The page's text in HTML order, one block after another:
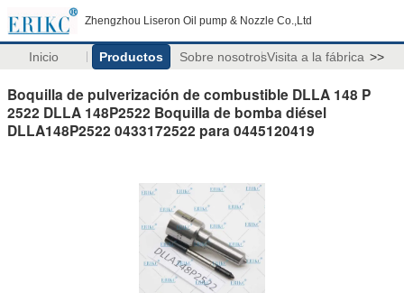
Zhengzhou Liseron Oil pump & Nozzle Co.,Ltd
Inicio Productos Sobre nosotrosVisita a la fábrica >>
Boquilla de pulverización de combustible DLLA 148 P
2522 DLLA 148P2522 Boquilla de bomba diésel
DLLA148P2522 0433172522 para 0445120419